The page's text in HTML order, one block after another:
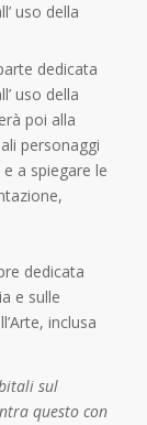
uso della
dedicata
uso della
poi alla
personaggi
a spiegare le
dedicata
e sulle
inclusa
sul
questo con